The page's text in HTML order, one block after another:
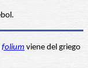
folium viene del griego